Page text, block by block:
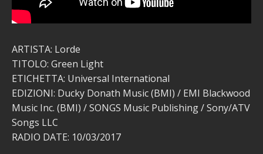
ARTISTA: Lorde
TITOLO: Green Light
ETICHETTA: Universal International
EDIZIONI: Ducky Donath Music (BMI) / EMI Blackwood
Music Inc. (BMI) / SONGS Music Publishing / Sony/ATV
Songs LLC
RADIO DATE: 10/03/2017